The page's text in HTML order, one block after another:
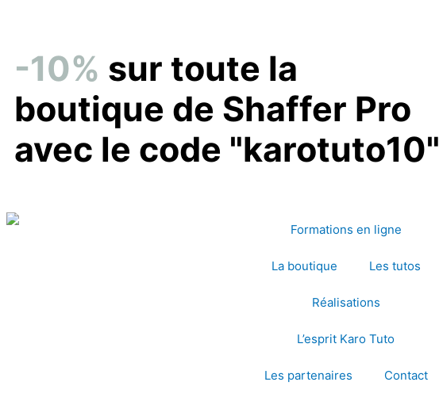
-10% sur toute la
boutique de Shaffer Pro
avec le code "karotuto10"
Formations en ligne
La boutique Les tutos
Réalisations
L’esprit Karo Tuto
Les partenaires Contact